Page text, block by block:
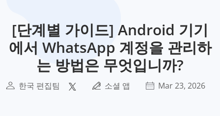
[단계별 가이드] Android 기기
에서 WhatsApp 계정을 관리하
는 방법은 무엇입니까?
한국 편집팀 소셜 앱 Mar 23, 2026